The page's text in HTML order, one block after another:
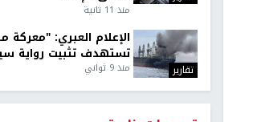
منذ 11 ثانية
تقارير
الإعلام العبري:
تستهدف تثبيت رواية
منذ 9 ثواني